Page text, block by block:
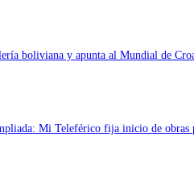
boliviana y apunta al Mundial de
Mi Teleférico fija inicio de obras